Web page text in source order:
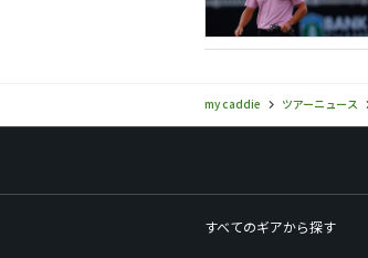
my caddie ツアーニュース
すべてのギアから探す